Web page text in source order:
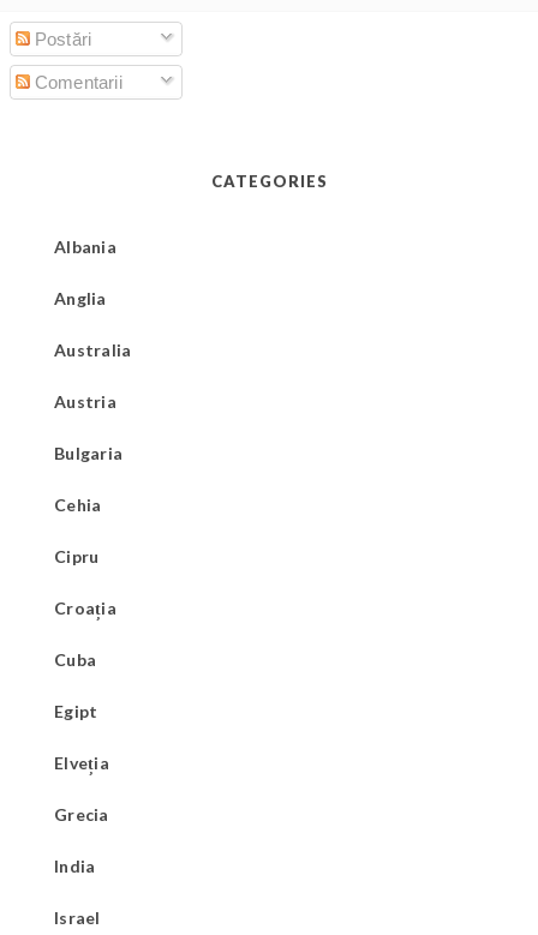
Postări
Comentarii
CATEGORIES
Albania
Anglia
Australia
Austria
Bulgaria
Cehia
Cipru
Croația
Cuba
Egipt
Elveția
Grecia
India
Israel